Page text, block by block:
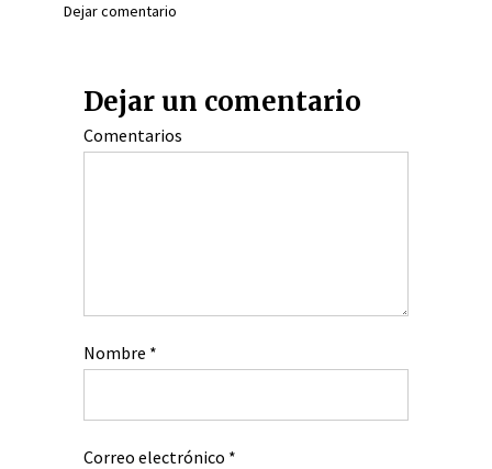
Dejar comentario
Dejar un comentario
Comentarios
Nombre *
Correo electrónico *